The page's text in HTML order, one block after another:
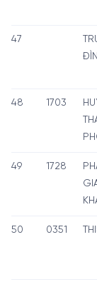
47
48 1703
49 1728
50 0351